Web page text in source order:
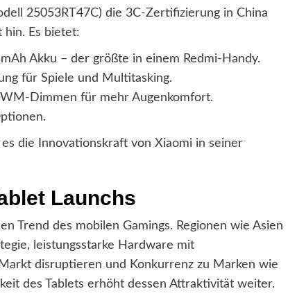
25053RT47C) die 3C-Zertifizierung in China
hin. Es bietet:
Akku – der größte in einem Redmi-Handy.
für Spiele und Multitasking.
Dimmen für mehr Augenkomfort.
die Innovationskraft von Xiaomi in seiner
Launchs
Trend des mobilen Gamings. Regionen wie Asien
leistungsstarke Hardware mit
disruptieren und Konkurrenz zu Marken wie
des Tablets erhöht dessen Attraktivität weiter.